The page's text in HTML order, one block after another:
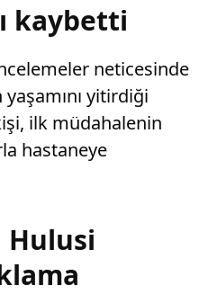
kaybetti
neticesinde
yitirdiği
ilk müdahalenin
hastaneye
Hulusi